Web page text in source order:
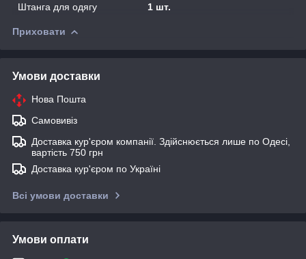
Штанга для одягу
1 шт.
Приховати
Умови доставки
Нова Пошта
Самовивіз
Доставка кур'єром компанії. Здійснюється лише по Одесі,
вартість 750 грн
Доставка кур'єром по Україні
Всі умови доставки
Умови оплати